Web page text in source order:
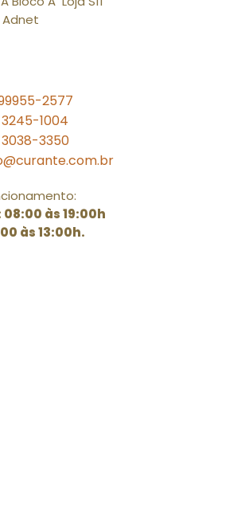
Adnet
2577
1004
3350
às 19:00h
às 13:00h.